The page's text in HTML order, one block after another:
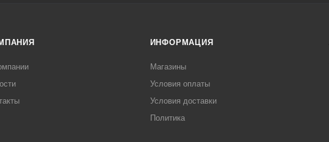
ИНФОРМАЦИЯ
Магазины
Условия оплаты
Условия доставки
Политика